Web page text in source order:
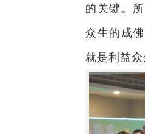
的关键。
众生的成
就是利益